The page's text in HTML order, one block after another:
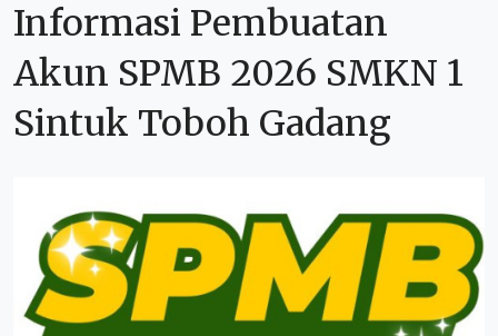
Informasi Pembuatan
Akun SPMB 2026 SMKN 1
Sintuk Toboh Gadang